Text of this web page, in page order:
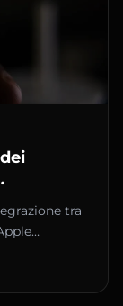
tra